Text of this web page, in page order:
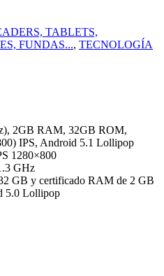
TABLETS,
FUNDAS..., TECNOLOGÍA
2GB RAM, 32GB ROM,
IPS, Android 5.1 Lollipop
1280×800
GHz
GB y certificado RAM de 2 GB
5.0 Lollipop